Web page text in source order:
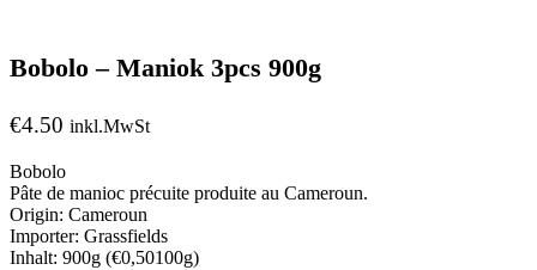
Bobolo – Maniok 3pcs 900g
€4.50 inkl.MwSt
Bobolo
Pâte de manioc précuite produite au Cameroun.
Origin: Cameroun
Importer: Grassfields
Inhalt: 900g (€0,50100g)